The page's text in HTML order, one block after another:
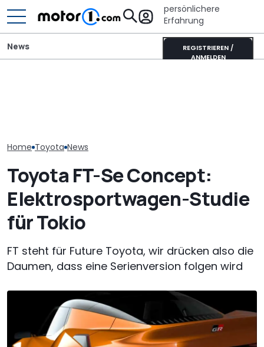
persönlichere
Erfahrung
REGISTRIEREN /
ANMELDEN
News
Home Toyota News
Toyota FT-Se Concept:
Elektrosportwagen-Studie
für Tokio
FT steht für Future Toyota, wir drücken also die
Daumen, dass eine Serienversion folgen wird